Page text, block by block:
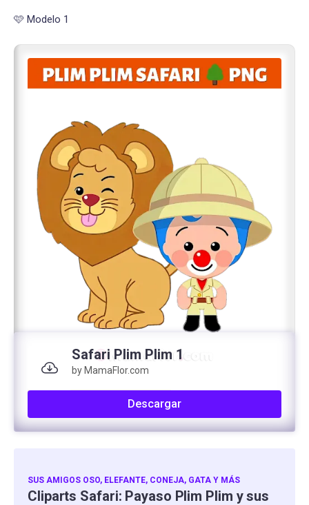
🩷 Modelo 1
Safari Plim Plim 1
by MamaFlor.com
Descargar
SUS AMIGOS OSO, ELEFANTE, CONEJA, GATA Y MÁS
Cliparts Safari: Payaso Plim Plim y sus